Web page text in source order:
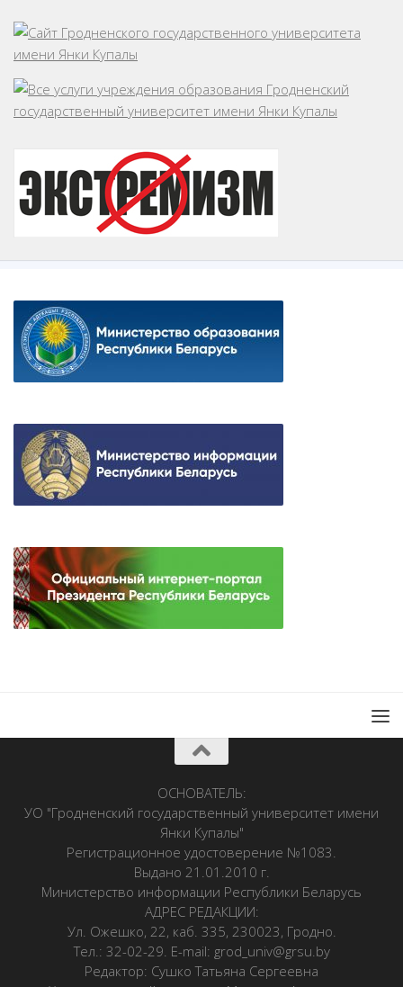
ОСНОВАТЕЛЬ:
УО "Гродненский государственный университет имени
Янки Купалы"
Регистрационное удостоверение №1083.
Выдано 21.01.2010 г.
Министерство информации Республики Беларусь
АДРЕС РЕДАКЦИИ:
Ул. Ожешко, 22, каб. 335, 230023, Гродно.
Тел.: 32-02-29. E-mail: grod_univ@grsu.by
Редактор: Сушко Татьяна Сергеевна